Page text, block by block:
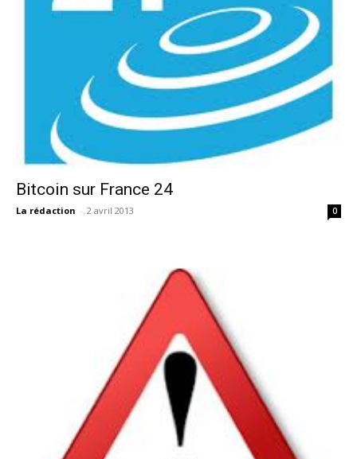
Bitcoin sur France 24
La rédaction - 2 avril 2013 0